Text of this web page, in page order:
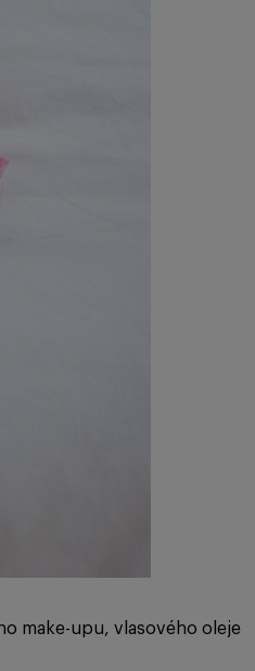
make-upu, vlasového oleje